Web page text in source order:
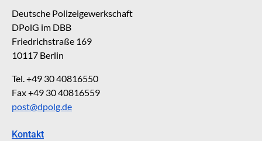
Deutsche Polizeigewerkschaft
DPolG im DBB
Friedrichstraße 169
10117 Berlin
Tel. +49 30 40816550
Fax +49 30 40816559
post@dpolg.de
Kontakt